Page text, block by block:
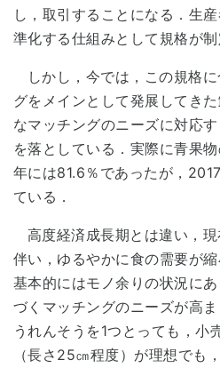
し，取引することになる．生
準化する仕組みとして規格が
しかし，今では，この規格
グをメインとして発展してき
なマッチングのニーズに対応
を落としている．実際に青果
年には81.6％であったが，
ている．
高度経済成長期とは違い，
伴い，ゆるやかに食の需要が
基本的にはモノ余りの状況に
づくマッチングのニーズが高
うれんそうを1つとっても，小
（長さ25㎝程度）が理想でも